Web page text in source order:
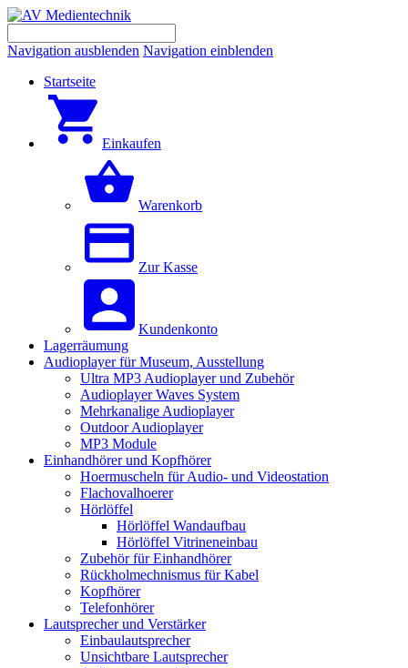
Navigation ausblenden Navigation einblenden
Startseite
Einkaufen
Warenkorb
Zur Kasse
Kundenkonto
Lagerräumung
Audioplayer für Museum, Ausstellung
Ultra MP3 Audioplayer und Zubehör
Audioplayer Waves System
Mehrkanalige Audioplayer
Outdoor Audioplayer
MP3 Module
Einhandhörer und Kopfhörer
Hoermuscheln für Audio- und Videostation
Flachovalhoerer
Hörlöffel
Hörlöffel Wandaufbau
Hörlöffel Vitrineneinbau
Zubehör für Einhandhörer
Rückholmechnismus für Kabel
Kopfhörer
Telefonhörer
Lautsprecher und Verstärker
Einbaulautsprecher
Unsichtbare Lautsprecher